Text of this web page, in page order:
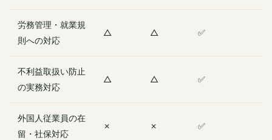
労務管理・就業規
則への対応
△ △ ✅
不利益取扱い防止
の実務対応
△ △ ✅
外国人従業員の在
留・社保対応
✗ ✗ ✅